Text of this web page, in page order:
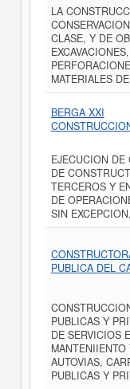
LA
CLASE, Y DE
MATERIALES
BERGA XXI
EJECUCION
DE
TERCEROS Y
DE
SIN
PUBLICA DEL
PUBLICAS Y
DE SERVICIOS
MANTENIIENTO
AUTOVIAS,
PUBLICAS Y